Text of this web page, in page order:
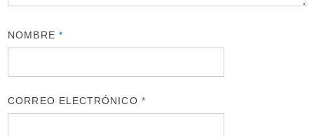
NOMBRE *
CORREO ELECTRÓNICO *